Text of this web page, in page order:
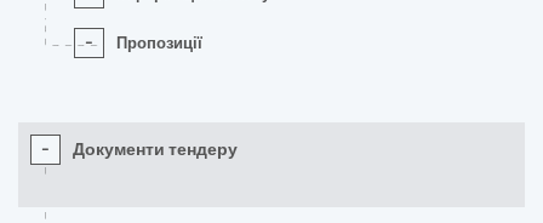
- Пропозиції
- Документи тендеру